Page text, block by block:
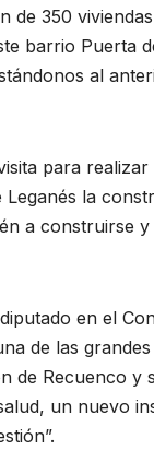
350
barrio Puerta
al
para
la
a construirse
en el
de las
de Recuenco y
un nuevo